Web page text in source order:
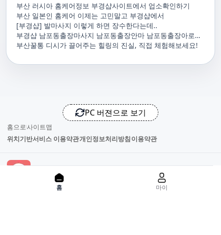
부산 러시아 홈케어정보 부경샵사이트에서 업소확인하기
부산 일본인 홈케어 이제는 고민말고 부경샵에서
[부경샵] 발마사지 이렇게 하면 장수한다는데..
부경샵 남포동출장마사지 남포동출장안마 남포동출장아로마
남포동홈마사지 남포동마사지출장
부산꿀통 디시가 끌어주는 힐링의 진실, 직접 체험해보세요!
PC 버젼으로 보기
홈으로사이트맵
위치기반서비스 이용약관개인정보처리방침이용약관
홈 마이